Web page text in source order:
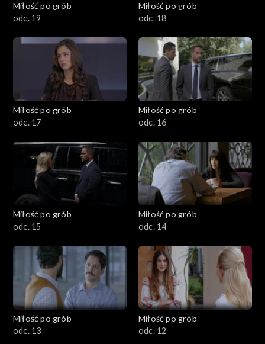
Miłość po grób
odc. 19
Miłość po grób
odc. 18
Miłość po grób
odc. 17
Miłość po grób
odc. 16
Miłość po grób
odc. 15
Miłość po grób
odc. 14
Miłość po grób
odc. 13
Miłość po grób
odc. 12